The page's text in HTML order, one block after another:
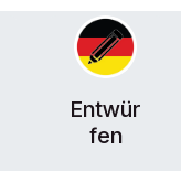
Entwür
fen